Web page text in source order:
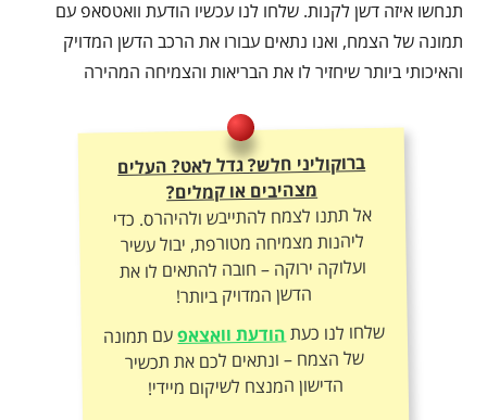
תנחשו איזה דשן לקנות. שלחו לנו עכשיו הודעת וואטסאפ עם
תמונה של הצמח, ואנו נתאים עבורו את הרכב הדשן המדויק
והאיכותי ביותר שיחזיר לו את הבריאות והצמיחה המהירה
ברוקוליני חלש? גדל לאט? העלים
מצהיבים או קמלים?
אל תתנו לצמח להתייבש ולהיהרס. כדי
ליהנות מצמיחה מטורפת, יבול עשיר
ועלוקה ירוקה – חובה להתאים לו את
הדשן המדויק ביותר!
שלחו לנו כעתהודעת וואצאפעם תמונה
של הצמח – ונתאים לכם את תכשיר
הדישון המנצח לשיקום מיידי!